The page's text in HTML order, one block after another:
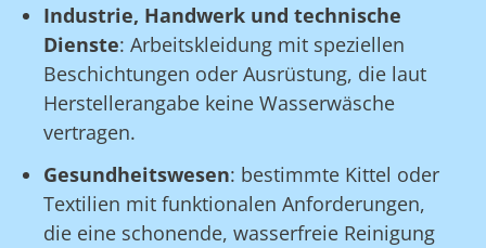
Industrie, Handwerk und technische
Dienste: Arbeitskleidung mit speziellen
Beschichtungen oder Ausrüstung, die laut
Herstellerangabe keine Wasserwäsche
vertragen.
Gesundheitswesen: bestimmte Kittel oder
Textilien mit funktionalen Anforderungen,
die eine schonende, wasserfreie Reinigung